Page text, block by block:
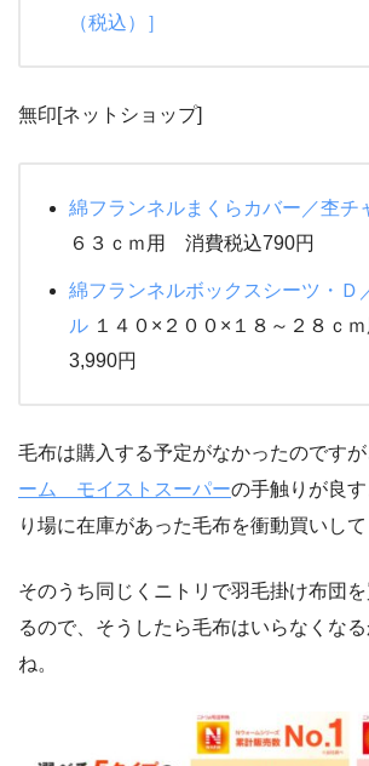
（税込）］
無印[ネットショップ]
綿フランネルまくらカバー／杢チ
６３ｃｍ用 消費税込790円
綿フランネルボックスシーツ・Ｄ
ル １４０×２００×１８～２８ｃ
3,990円
毛布は購入する予定がなかったのです
ーム モイストスーパーの手触りが良
り場に在庫があった毛布を衝動買いし
そのうち同じくニトリで羽毛掛け布団
るので、そうしたら毛布はいらなくな
ね。